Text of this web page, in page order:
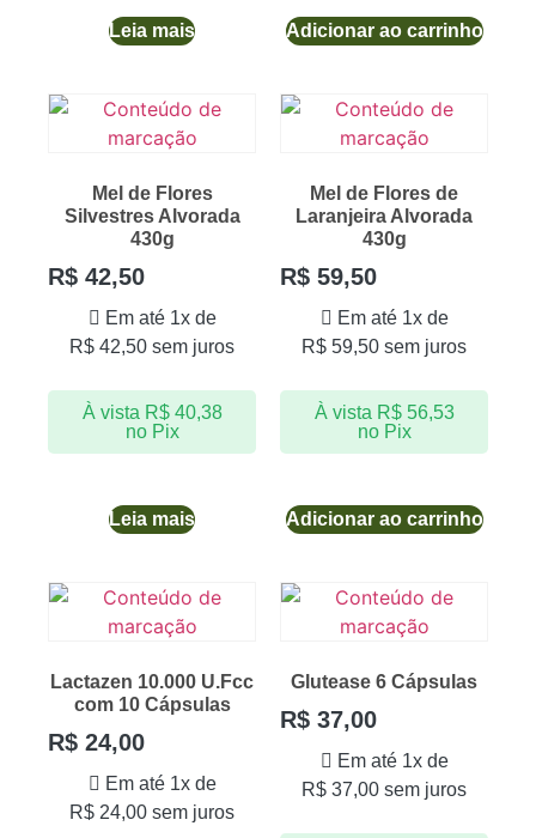
Leia mais Adicionar ao carrinho
Mel de Flores
Silvestres Alvorada
430g
R$ 42,50
Em até 1x de
R$ 42,50 sem juros
À vista R$40,38
no Pix
Leia mais
Mel de Flores de
Laranjeira Alvorada
430g
R$ 59,50
Em até 1x de
R$ 59,50 sem juros
À vista R$56,53
no Pix
Adicionar ao carrinho
Lactazen 10.000 U.Fcc
com 10 Cápsulas
R$ 24,00
Em até 1x de
R$ 24,00 sem juros
Glutease 6 Cápsulas
R$ 37,00
Em até 1x de
R$ 37,00 sem juros